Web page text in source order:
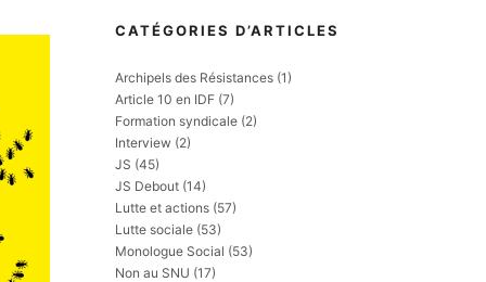
CATÉGORIES D’ARTICLES
Archipels des Résistances (1)
Article 10 en IDF (7)
Formation syndicale (2)
Interview (2)
JS (45)
JS Debout (14)
Lutte et actions (57)
Lutte sociale (53)
Monologue Social (53)
Non au SNU (17)